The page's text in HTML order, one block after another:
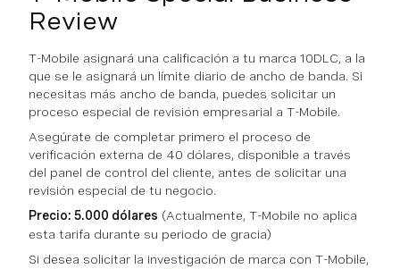
Review
T-Mobile asignará una calificación a tu marca 10DLC, a la
que se le asignará un límite diario de ancho de banda. Si
necesitas más ancho de banda, puedes solicitar un
proceso especial de revisión empresarial a T-Mobile.
Asegúrate de completar primero el proceso de
verificación externa de 40 dólares, disponible a través
del panel de control del cliente, antes de solicitar una
revisión especial de tu negocio.
Precio: 5.000 dólares (Actualmente, T-Mobile no aplica
esta tarifa durante su periodo de gracia)
Si desea solicitar la investigación de marca con T-Mobile,